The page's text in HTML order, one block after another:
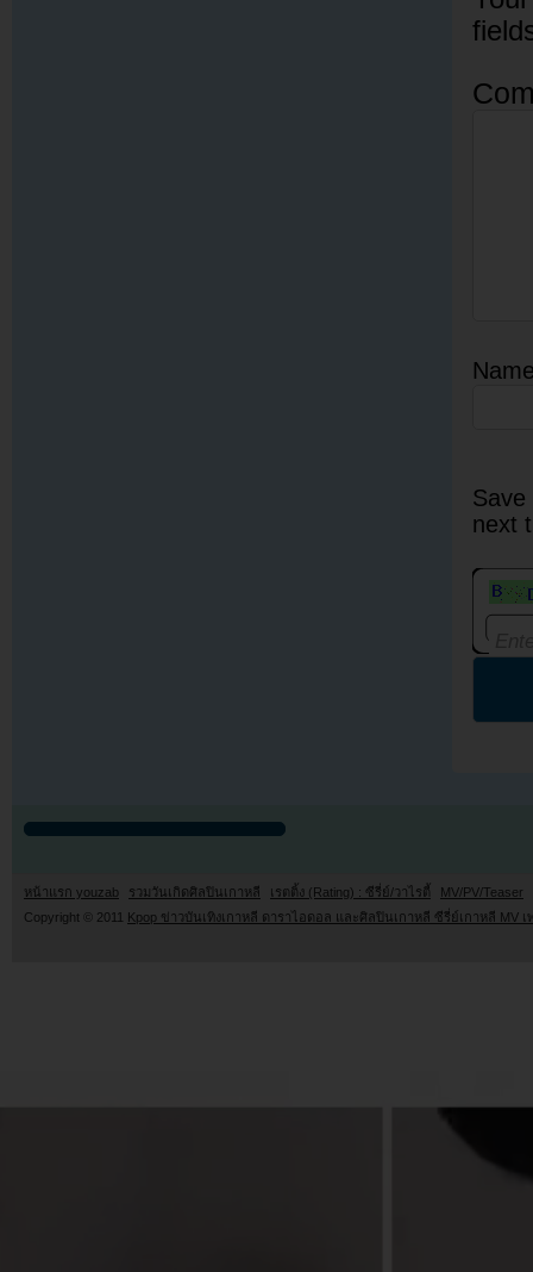
next
หน้าแรก youzab รวมวันเกิดศิลปินเกาหลี เรตติ้ง (Rating) : ซีรี่ย์/วาไรตี้
MV/PV/Teaser
Copyright © 2011 Kpop ข่าวบันเทิงเกาหลี ดาราไอดอล และศิลปินเกาหลี ซีรี่ย์เกาหลี MV